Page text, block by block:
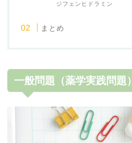
ジフェンヒドラミン
まとめ
一般問題（薬学実践問題）